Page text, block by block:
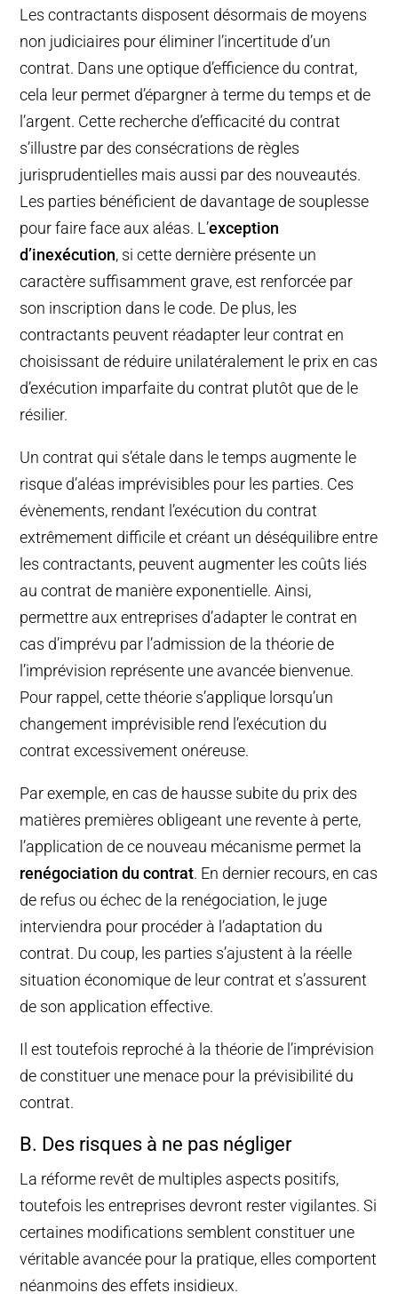
Les contractants disposent désormais de moyens
non judiciaires pour éliminer l’incertitude d’un
contrat. Dans une optique d’efficience du contrat,
cela leur permet d’épargner à terme du temps et de
l’argent. Cette recherche d’efficacité du contrat
s’illustre par des consécrations de règles
jurisprudentielles mais aussi par des nouveautés.
Les parties bénéficient de davantage de souplesse
pour faire face aux aléas. L’exception
d’inexécution, si cette dernière présente un
caractère suffisamment grave, est renforcée par
son inscription dans le code. De plus, les
contractants peuvent réadapter leur contrat en
choisissant de réduire unilatéralement le prix en cas
d’exécution imparfaite du contrat plutôt que de le
résilier.
Un contrat qui s’étale dans le temps augmente le
risque d’aléas imprévisibles pour les parties. Ces
évènements, rendant l’exécution du contrat
extrêmement difficile et créant un déséquilibre entre
les contractants, peuvent augmenter les coûts liés
au contrat de manière exponentielle. Ainsi,
permettre aux entreprises d’adapter le contrat en
cas d’imprévu par l’admission de la théorie de
l’imprévision représente une avancée bienvenue.
Pour rappel, cette théorie s’applique lorsqu’un
changement imprévisible rend l’exécution du
contrat excessivement onéreuse.
Par exemple, en cas de hausse subite du prix des
matières premières obligeant une revente à perte,
l’application de ce nouveau mécanisme permet la
renégociation du contrat. En dernier recours, en cas
de refus ou échec de la renégociation, le juge
interviendra pour procéder à l’adaptation du
contrat. Du coup, les parties s’ajustent à la réelle
situation économique de leur contrat et s’assurent
de son application effective.
Il est toutefois reproché à la théorie de l’imprévision
de constituer une menace pour la prévisibilité du
contrat.
B. Des risques à ne pas négliger
La réforme revêt de multiples aspects positifs,
toutefois les entreprises devront rester vigilantes. Si
certaines modifications semblent constituer une
véritable avancée pour la pratique, elles comportent
néanmoins des effets insidieux.